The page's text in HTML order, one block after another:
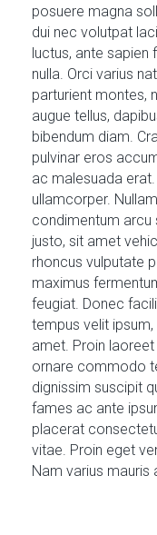
posuere magna
dui nec volutpat
luctus, ante sapien
nulla. Orci varius
parturient montes,
augue tellus,
bibendum diam.
pulvinar eros
ac malesuada
ullamcorper.
condimentum arcu
justo, sit amet
rhoncus vulputate
maximus
feugiat. Donec
tempus velit
amet. Proin
ornare commodo
dignissim suscipit
fames ac ante
placerat
vitae. Proin eget
Nam varius mauris